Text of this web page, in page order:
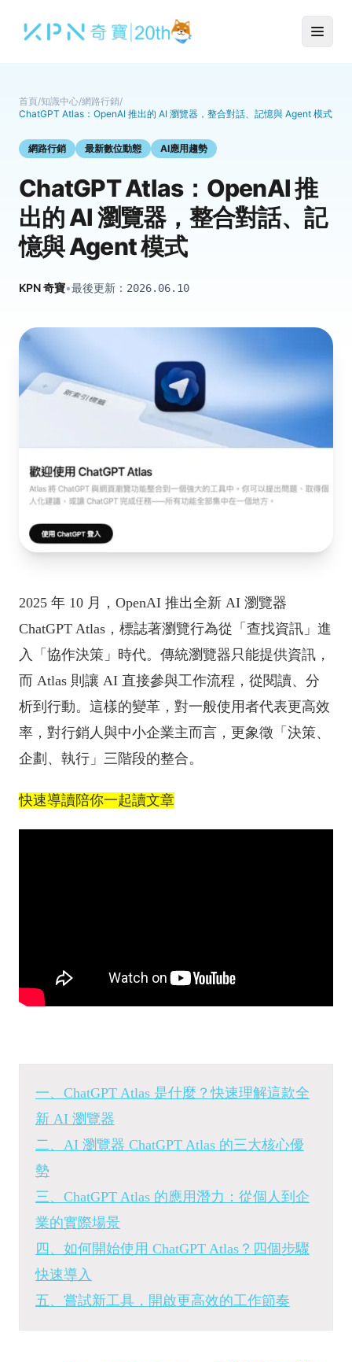
首頁/知識中心/網路行銷/
ChatGPT Atlas：OpenAI 推出的 AI 瀏覽器，整合對話、記憶與 Agent 模式
網路行銷 最新數位動態 AI應用趨勢
ChatGPT Atlas：OpenAI 推
出的 AI 瀏覽器，整合對話、記
憶與 Agent 模式
KPN 奇寶•最後更新： 2026.06.10
2025 年 10 月，OpenAI 推出全新 AI 瀏覽器
ChatGPT Atlas，標誌著瀏覽行為從「查找資訊」進
入「協作決策」時代。傳統瀏覽器只能提供資訊，
而 Atlas 則讓 AI 直接參與工作流程，從閱讀、分
析到行動。這樣的變革，對一般使用者代表更高效
率，對行銷人與中小企業主而言，更象徵「決策、
企劃、執行」三階段的整合。
快速導讀陪你一起讀文章
一、ChatGPT Atlas 是什麼？快速理解這款全
新 AI 瀏覽器
二、AI 瀏覽器 ChatGPT Atlas 的三大核心優
勢
三、ChatGPT Atlas 的應用潛力：從個人到企
業的實際場景
四、如何開始使用 ChatGPT Atlas？四個步驟
快速導入
五、嘗試新工具，開啟更高效的工作節奏